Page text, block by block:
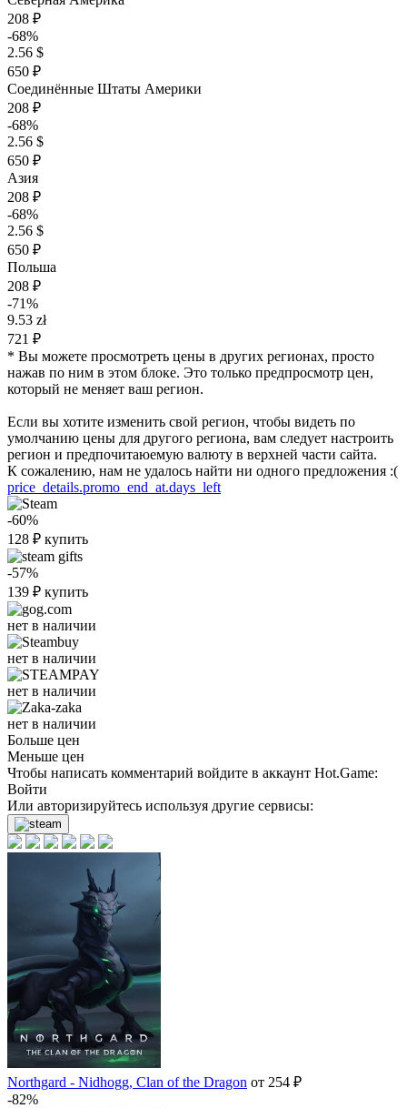
208 ₽
-68%
2.56 $
650 ₽
Соединённые Штаты Америки
208 ₽
-68%
2.56 $
650 ₽
Азия
208 ₽
-68%
2.56 $
650 ₽
Польша
208 ₽
-71%
9.53 zł
721 ₽
* Вы можете просмотреть цены в других регионах, просто
нажав по ним в этом блоке. Это только предпросмотр цен,
который не меняет ваш регион.
Если вы хотите изменить свой регион, чтобы видеть по
умолчанию цены для другого региона, вам следует настроить
регион и предпочитаюемую валюту в верхней части сайта.
К сожалению, нам не удалось найти ни одного предложения :(
price_details.promo_end_at.days_left
-60%
128 ₽ купить
-57%
139 ₽ купить
нет в наличии
нет в наличии
нет в наличии
нет в наличии
Больше цен
Меньше цен
Чтобы написать комментарий войдите в аккаунт Hot.Game:
Войти
Или авторизируйтесь используя другие сервисы:
Northgard - Nidhogg, Clan of the Dragon от 254 ₽
-82%